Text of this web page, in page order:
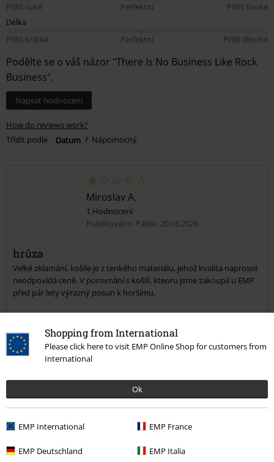
Shopping from International
Please click here to visit EMP Online Shop for customers from
International
Ok
EMP International EMP France
EMP Deutschland EMP Italia
Příliš úzké
Perfektní
Příliš široké
Délka
Příliš krátké
Perfektní Příliš dlouhé
Podělte se o váš názor "There Is No Business Like Rock
Business".
Napsat hodnocení
How do reviews work?
Třídit podle
Datum Nápomocný
Miroslav A.
1 Hodnocení
Publikováno: Pátek, 20.03.2026
hrůza
Velké zklamání, košile je z tenkého materiálu, jehož kvalita naprosot
neodpovídá ceně. V porovnání s košilí, kteoru jsme zakoupil u EMP
před pár lety výrazný posun k horšímu.
Kvalita
1
Střih
1
Pomohlo Vám toto hodnocení?